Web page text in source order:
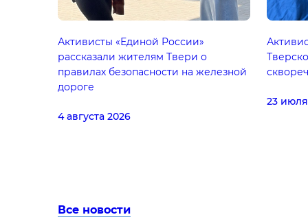
Активисты «Единой России»
рассказали жителям Твери о
правилах безопасности на железной
дороге
4 августа 2026
23
Все новости